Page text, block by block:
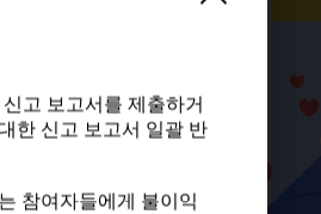
고 보고서를 제출하거
한 신고 보고서 일괄 반
고 보고서를 제출하거
한 신고 보고서 일괄 반
참여자들에게 불이익